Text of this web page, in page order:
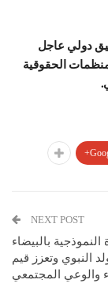
دولي عاجل
الحقوقية
NEXT POST
بالبيضاء
النبوي وتعزز قيم
والوعي المجتمعي